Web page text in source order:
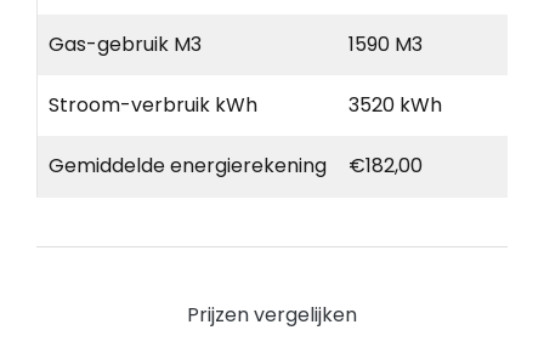
Gas-gebruik M3 1590 M3
Stroom-verbruik kWh 3520 kWh
Gemiddelde energierekening €182,00
Prijzen vergelijken